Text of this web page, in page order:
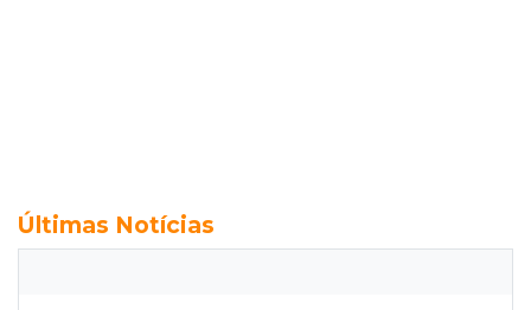
Últimas Notícias